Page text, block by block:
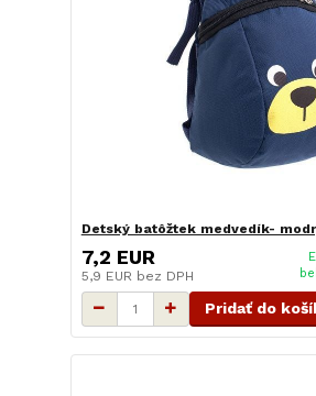
Detský batôžtek medvedík-
7,2 EUR
5,9 EUR bez DPH
Pridať do